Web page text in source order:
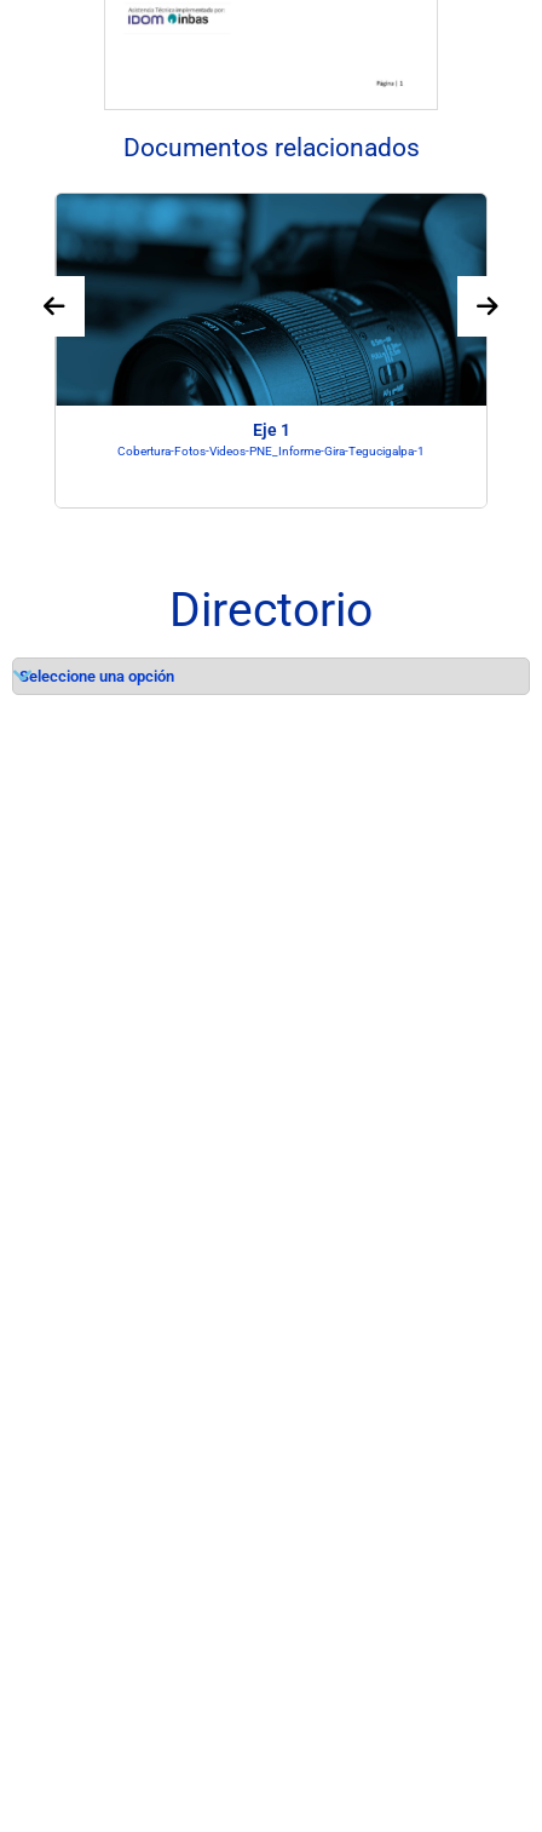
Documentos relacionados
Eje 1
Cobertura-Fotos-Videos-PNE_Informe-Gira-Tegucigalpa-1
Directorio